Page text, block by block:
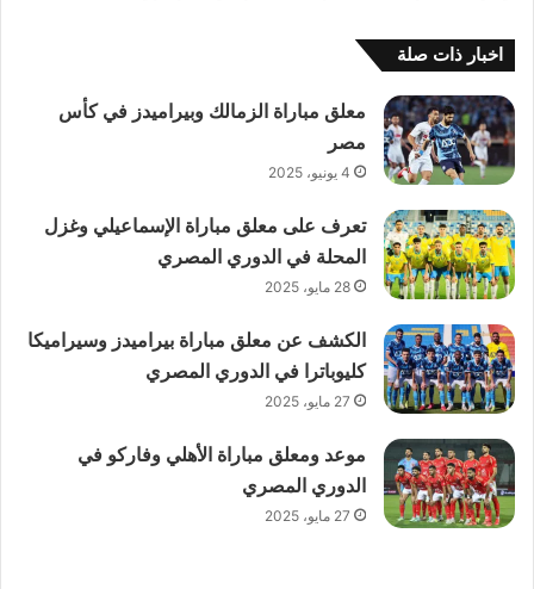
اخبار ذات صلة
معلق مباراة الزمالك وبيراميدز في كأس
مصر
4 يونيو، 2025
تعرف على معلق مباراة الإسماعيلي وغزل
المحلة في الدوري المصري
28 مايو، 2025
الكشف عن معلق مباراة بيراميدز وسيراميكا
كليوباترا في الدوري المصري
27 مايو، 2025
موعد ومعلق مباراة الأهلي وفاركو في
الدوري المصري
27 مايو، 2025